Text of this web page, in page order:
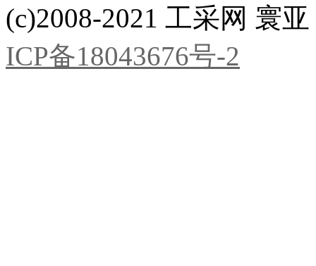
(c)2008-2021 工采网 寰
ICP备18043676号-2